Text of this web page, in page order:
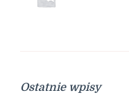
Ostatnie wpisy